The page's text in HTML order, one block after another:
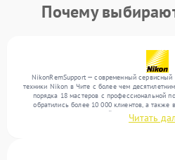
Почему
NikonRemSupport — современный
техники Nikon в Чите с более чем
порядка 18 мастеров с профессиональной
обратились более 10 000 клиентов, а также
Ежемесячно в сервисный центр поступает
работаем с широким спектром
Читать